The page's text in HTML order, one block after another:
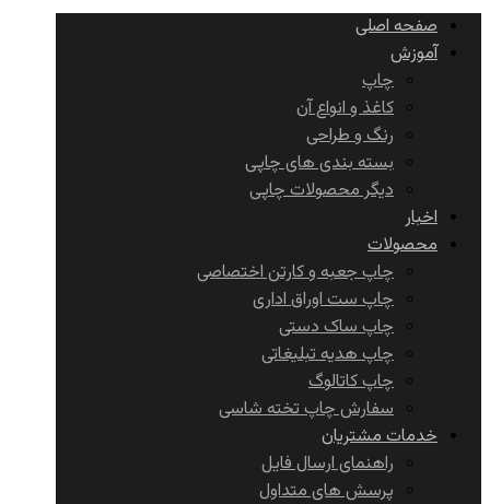
صفحه اصلی
آموزش
چاپ
کاغذ و انواع آن
رنگ و طراحی
بسته بندی های چاپی
دیگر محصولات چاپی
اخبار
محصولات
چاپ جعبه و کارتن اختصاصی
چاپ ست اوراق اداری
چاپ ساک دستی
چاپ هدیه تبلیغاتی
چاپ کاتالوگ
سفارش چاپ تخته شاسی
خدمات مشتریان
راهنمای ارسال فایل
پرسش های متداول